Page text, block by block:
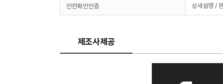
안전확인인증 상세설명 /
제조사제공